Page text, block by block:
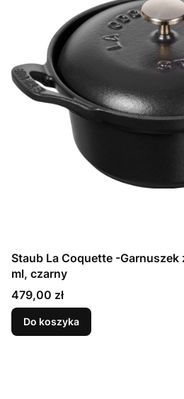
Staub La Coquette -Garnuszek żeliwny okrągły 500
ml, czarny
Cena
479,00 zł
Do koszyka